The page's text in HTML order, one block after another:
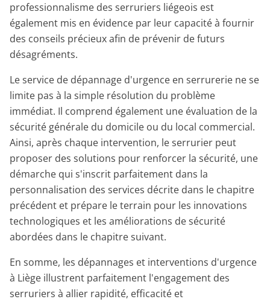
professionnalisme des serruriers liégeois est
également mis en évidence par leur capacité à fournir
des conseils précieux afin de prévenir de futurs
désagréments.
Le service de dépannage d'urgence en serrurerie ne se
limite pas à la simple résolution du problème
immédiat. Il comprend également une évaluation de la
sécurité générale du domicile ou du local commercial.
Ainsi, après chaque intervention, le serrurier peut
proposer des solutions pour renforcer la sécurité, une
démarche qui s'inscrit parfaitement dans la
personnalisation des services décrite dans le chapitre
précédent et prépare le terrain pour les innovations
technologiques et les améliorations de sécurité
abordées dans le chapitre suivant.
En somme, les dépannages et interventions d'urgence
à Liège illustrent parfaitement l'engagement des
serruriers à allier rapidité, efficacité et